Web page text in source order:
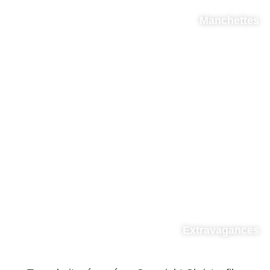
Manchettes
Extravagances